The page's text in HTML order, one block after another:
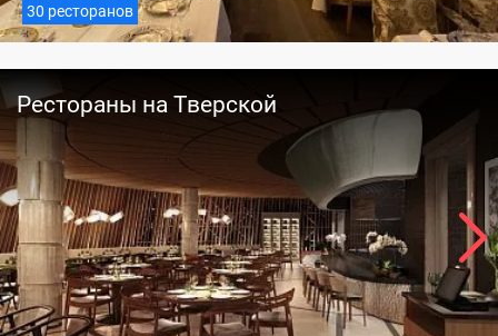
30 ресторанов
Рестораны на Тверской